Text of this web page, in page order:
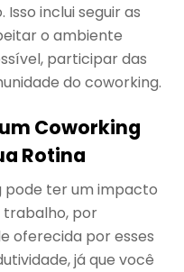
inclui seguir as
o ambiente
participar das
do coworking.
Coworking
Rotina
pode ter um impacto
trabalho, por
oferecida por esses
já que você